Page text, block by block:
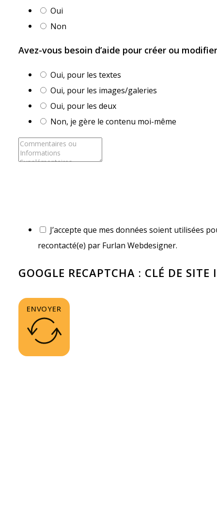
Oui
Non
Avez-vous besoin d’aide pour créer ou
Oui, pour les textes
Oui, pour les images/galeries
Oui, pour les deux
Non, je gère le contenu moi-même
J’accepte que mes données soient utilisées
recontacté(e) par Furlan Webdesigner.
GOOGLE RECAPTCHA : CLÉ DE SITE
ENVOYER